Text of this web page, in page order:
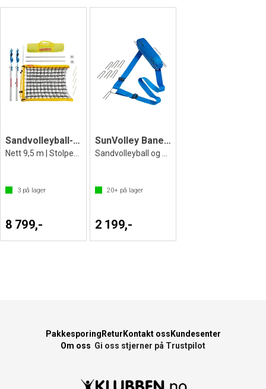
Sandvolleyball-sett SunVolley Standard
Nett 9,5 m | Stolper | Bag
3 på lager
8 799,-
SunVolley Banemarkering Plus
Sandvolleyball og Volleyball
20+ på lager
2 199,-
Pakkesporing Retur Kontakt oss Kundesenter
Om oss Gi oss stjerner på Trustpilot